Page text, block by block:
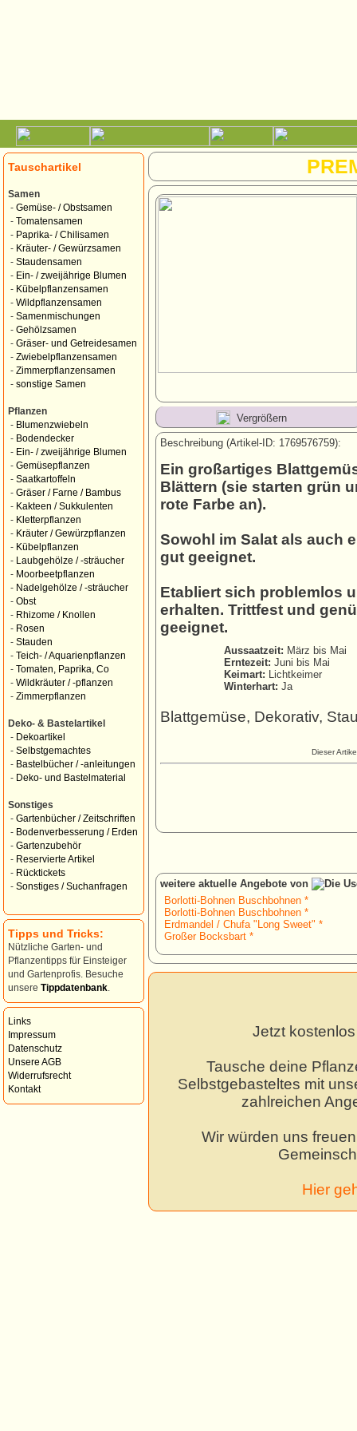
Tauschartikel
Samen
- Gemüse- / Obstsamen
- Tomatensamen
- Paprika- / Chilisamen
- Kräuter- / Gewürzsamen
- Staudensamen
- Ein- / zweijährige Blumen
- Kübelpflanzensamen
- Wildpflanzensamen
- Samenmischungen
- Gehölzsamen
- Gräser- und Getreidesamen
- Zwiebelpflanzensamen
- Zimmerpflanzensamen
- sonstige Samen
Pflanzen
- Blumenzwiebeln
- Bodendecker
- Ein- / zweijährige Blumen
- Gemüsepflanzen
- Saatkartoffeln
- Gräser / Farne / Bambus
- Kakteen / Sukkulenten
- Kletterpflanzen
- Kräuter / Gewürzpflanzen
- Kübelpflanzen
-
Laubgehölze / -sträucher
- Moorbeetpflanzen
- Nadelgehölze / -sträucher
- Obst
- Rhizome / Knollen
- Rosen
- Stauden
- Teich- / Aquarienpflanzen
- Tomaten, Paprika, Co
- Wildkräuter / -pflanzen
- Zimmerpflanzen
Deko- & Bastelartikel
- Dekoartikel
- Selbstgemachtes
- Bastelbücher / -anleitungen
- Deko- und Bastelmaterial
Sonstiges
- Gartenbücher / Zeitschriften
- Bodenverbesserung / Erden
- Gartenzubehör
- Reservierte Artikel
- Rücktickets
- Sonstiges / Suchanfragen
Tipps und Tricks:
Nützliche Garten- und
Pflanzentipps für Einsteiger
und Gartenprofis. Besuche
unsere Tippdatenbank
Links
Impressum
Datenschutz
Unsere AGB
Widerrufsrecht
Kontakt
Vergrößern
Beschreibung (Artikel-ID: 1769576759):
Ein großartiges
Blättern (sie starten grün
rote Farbe an).
Sowohl im Salat als auch
gut geeignet.
Etabliert sich problemlos
erhalten. Trittfest und
geeignet.
Aussaatzeit: März bis Mai
Erntezeit: Juni bis Mai
Keimart: Lichtkeimer
Winterhart: Ja
Blattgemüse, Dekorativ,
Dieser
weitere aktuelle Angebote von
Borlotti-Bohnen Buschbohnen *
Borlotti-Bohnen Buschbohnen *
Erdmandel / Chufa "Long Sweet" *
Großer Bocksbart *
Jetzt
Tausche deine
Selbstgebasteltes mit
zahlreichen
Wir würden uns
Hier